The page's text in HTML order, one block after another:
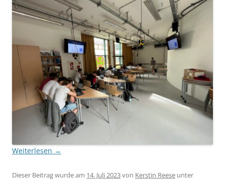
Weiterlesen →
Dieser Beitrag wurde am 14. Juli 2023von Kerstin Reese unter